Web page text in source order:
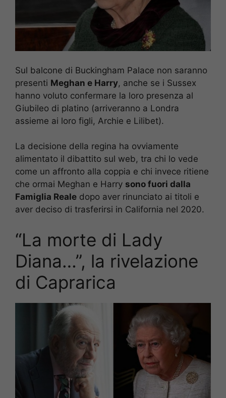
Sul balcone di Buckingham Palace non saranno
presenti Meghan e Harry, anche se i Sussex
hanno voluto confermare la loro presenza al
Giubileo di platino (arriveranno a Londra
assieme ai loro figli, Archie e Lilibet).
La decisione della regina ha ovviamente
alimentato il dibattito sul web, tra chi lo vede
come un affronto alla coppia e chi invece ritiene
che ormai Meghan e Harry sono fuori dalla
Famiglia Reale dopo aver rinunciato ai titoli e
aver deciso di trasferirsi in California nel 2020.
“La morte di Lady
Diana…”, la rivelazione
di Caprarica